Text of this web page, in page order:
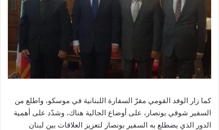
كما زار الوفد القومي مقرّ السفارة اللبنانية في موسكو، واطلع من
السفير شوقي بونصار، على أوضاع الجالية هناك، وشدّد على أهمية
الدور الذي يضطلع به السفير بونصار لتعزيز العلاقات بين لبنان